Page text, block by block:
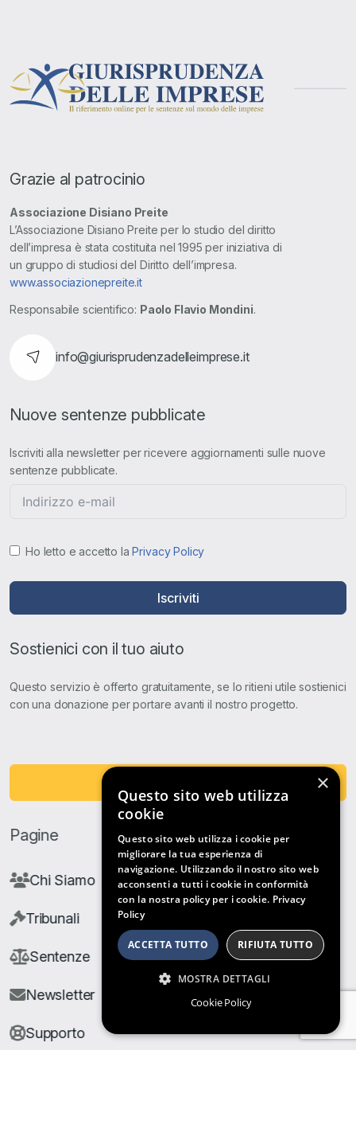
Grazie al patrocinio
Associazione Disiano Preite
L’Associazione Disiano Preite per lo studio del diritto
dell’impresa è stata costituita nel 1995 per iniziativa di
un gruppo di studiosi del Diritto dell’impresa.
www.associazionepreite.it
Responsabile scientifico: Paolo Flavio Mondini.
info@giurisprudenzadelleimprese.it
Nuove sentenze pubblicate
Iscriviti alla newsletter per ricevere aggiornamenti sulle nuove
sentenze pubblicate.
Ho letto e accetto laPrivacy Policy
Iscriviti
Sostienici con il tuo aiuto
Questo servizio è offerto gratuitamente, se lo ritieni utile sostienici
con una donazione per portare avanti il nostro progetto.
Pagine
Chi Siamo
Tribunali
Sentenze
Newsletter
Supporto
×
Questo sito web utilizza
cookie
Questo sito web utilizza i cookie per
migliorare la tua esperienza di
navigazione. Utilizzando il nostro sito web
acconsenti a tutti i cookie in conformità
con la nostra policy per i cookie. Privacy
Policy
ACCETTA TUTTO RIFIUTA TUTTO
MOSTRA DETTAGLI
Cookie Policy